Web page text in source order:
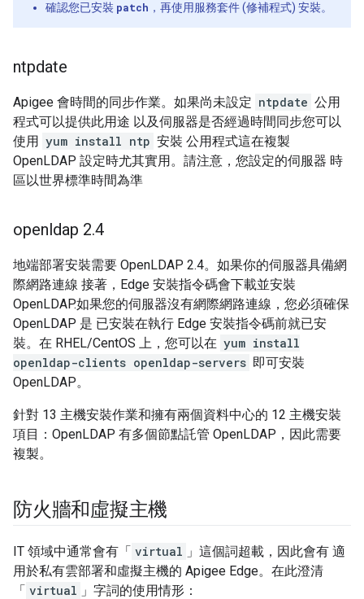
確認您已安裝 patch ，再使用服務套件 (修補程式) 安裝。
ntpdate
Apigee 會時間的同步作業。如果尚未設定 ntpdate 公用
程式可以提供此用途 以及伺服器是否經過時間同步您可以
使用 yum install ntp 安裝 公用程式這在複製
OpenLDAP 設定時尤其實用。請注意，您設定的伺服器 時
區以世界標準時間為準
openldap 2.4
地端部署安裝需要 OpenLDAP 2.4。如果你的伺服器具備網
際網路連線 接著，Edge 安裝指令碼會下載並安裝
OpenLDAP.如果您的伺服器沒有網際網路連線，您必須確保
OpenLDAP 是 已安裝在執行 Edge 安裝指令碼前就已安
裝。在 RHEL/CentOS 上，您可以在 yum install
openldap-clients openldap-servers 即可安裝
OpenLDAP。
針對 13 主機安裝作業和擁有兩個資料中心的 12 主機安裝
項目：OpenLDAP 有多個節點託管 OpenLDAP，因此需要
複製。
防火牆和虛擬主機
IT 領域中通常會有「 virtual 」這個詞超載，因此會有 適
用於私有雲部署和虛擬主機的 Apigee Edge。在此澄清
「 virtual 」字詞的使用情形：